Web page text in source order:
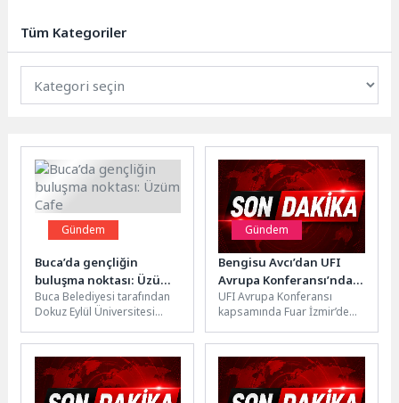
Tüm Kategoriler
Gündem
Buca’da gençliğin
buluşma noktası: Üzüm
Cafe
Buca Belediyesi tarafından
Dokuz Eylül Üniversitesi
Yerleşkesi’nin yanı başında
hayata geçirilen Üzüm
Cafe,...
Gündem
Bengisu Avcı’dan UFI
Avrupa Konferansı’nda
ilham veren yolculuk
UFI Avrupa Konferansı
kapsamında Fuar İzmir’de
Bengisu Avcı, Ocean’s 7
yolculuğunda yaşadığı
zorlukları...